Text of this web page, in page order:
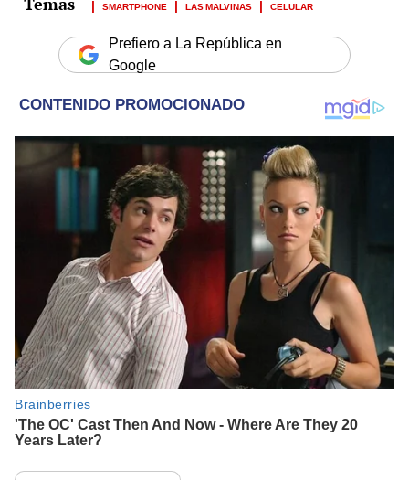
SMARTPHONE LAS MALVINAS CELULAR
Prefiero a La República en
Google